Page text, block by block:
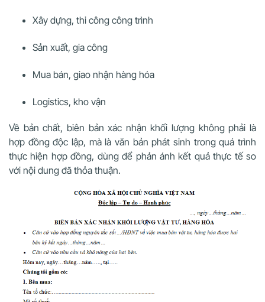
Xây dựng, thi công công trình
Sản xuất, gia công
Mua bán, giao nhận hàng hóa
Logistics, kho vận
Về bản chất, biên bản xác nhận khối lượng không phải là
hợp đồng độc lập, mà là văn bản phát sinh trong quá trình
thực hiện hợp đồng, dùng để phản ánh kết quả thực tế so
với nội dung đã thỏa thuận.